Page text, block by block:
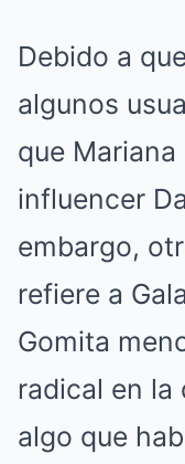
Debido a
algunos
que
influencer
embargo,
refiere a
Gomita
radical en la
algo que